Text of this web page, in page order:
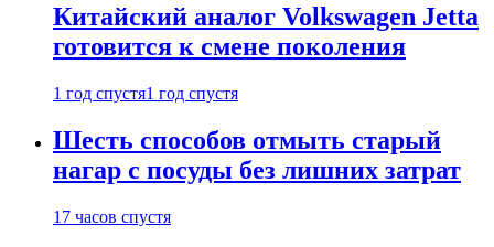
Китайский аналог Volkswagen Jetta
готовится к смене поколения
1 год спустя1 год спустя
Шесть способов отмыть старый
нагар с посуды без лишних затрат
17 часов спустя